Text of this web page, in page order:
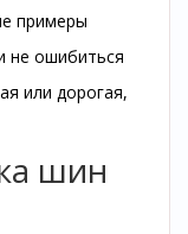
примеры
не ошибиться
или дорогая,
шин